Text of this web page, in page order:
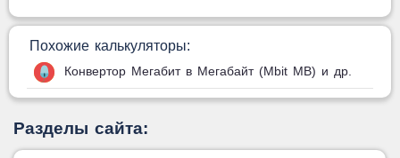
Похожие калькуляторы:
Конвертор Мегабит в Мегабайт (Mbit MB) и др.
Разделы сайта: